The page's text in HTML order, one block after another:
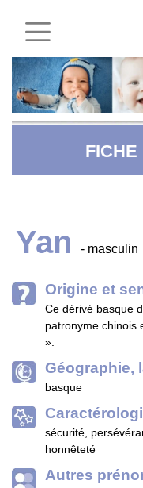
FICHE
Yan - masculin
Origine et
Ce dérivé basque
patronyme chinois
».
Géographie,
basque
sécurité,
honnêteté
Autres